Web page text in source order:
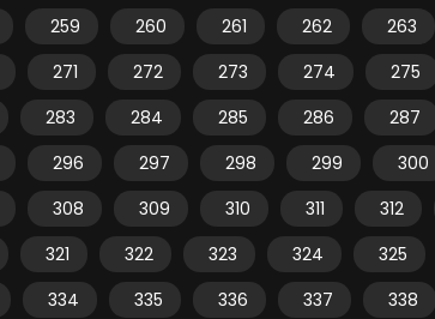
259 260 261 262 263
271 272 273 274 275
283 284 285 286 287
296 297 298 299 300
308 309 310 311 312
321 322 323 324 325
334 335 336 337 338